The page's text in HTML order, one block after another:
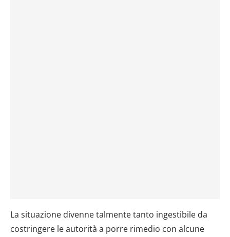
La situazione divenne talmente tanto ingestibile da
costringere le autorità a porre rimedio con alcune